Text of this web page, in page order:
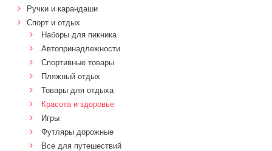
Ручки и карандаши
Спорт и отдых
Наборы для пикника
Автопринадлежности
Спортивные товары
Пляжный отдых
Товары для отдыха
Красота и здоровье
Игры
Футляры дорожные
Все для путешествий